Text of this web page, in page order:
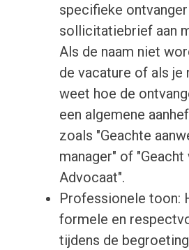
specifieke
sollicitatiebrief aan
Als de naam niet
de vacature of als je
weet hoe de
een algemene
zoals "Geachte
manager" of
Advocaat".
Professionele toon:
formele en
tijdens de